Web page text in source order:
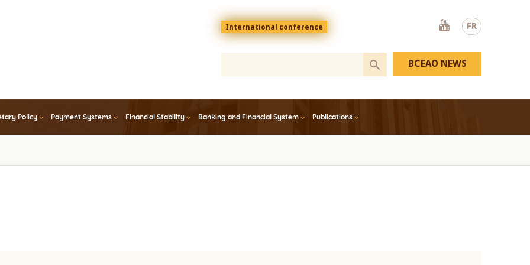
FR
Menu
top
En
International conference
Youtube
Policy Payment Systems Financial Stability Banking and Financial System Publications
BCEAO NEWS